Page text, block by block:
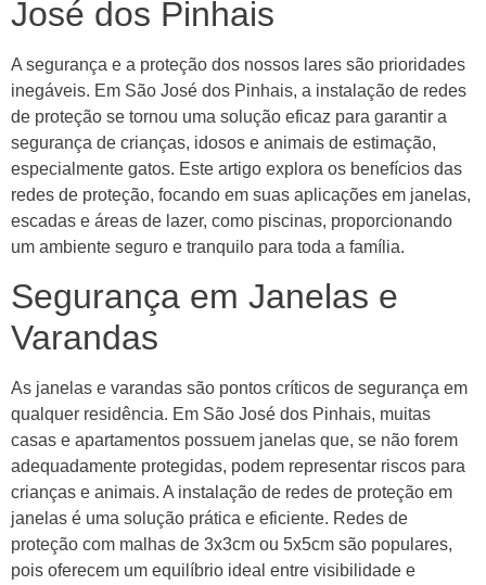
José dos Pinhais
A segurança e a proteção dos nossos lares são prioridades
inegáveis. Em São José dos Pinhais, a instalação de redes
de proteção se tornou uma solução eficaz para garantir a
segurança de crianças, idosos e animais de estimação,
especialmente gatos. Este artigo explora os benefícios das
redes de proteção, focando em suas aplicações em janelas,
escadas e áreas de lazer, como piscinas, proporcionando
um ambiente seguro e tranquilo para toda a família.
Segurança em Janelas e
Varandas
As janelas e varandas são pontos críticos de segurança em
qualquer residência. Em São José dos Pinhais, muitas
casas e apartamentos possuem janelas que, se não forem
adequadamente protegidas, podem representar riscos para
crianças e animais. A instalação de redes de proteção em
janelas é uma solução prática e eficiente. Redes de
proteção com malhas de 3x3cm ou 5x5cm são populares,
pois oferecem um equilíbrio ideal entre visibilidade e